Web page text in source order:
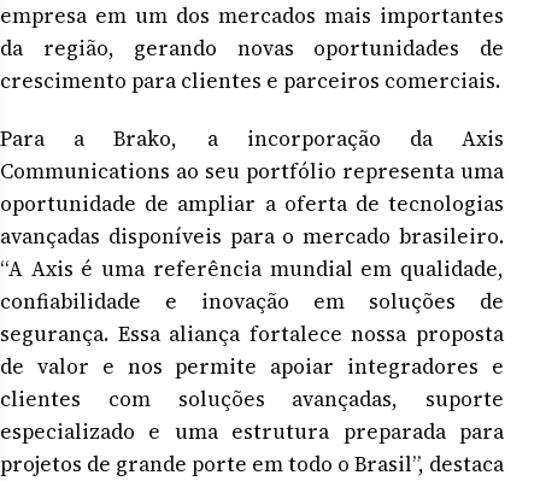
empresa em um dos mercados mais importantes
da região, gerando novas oportunidades de
crescimento para clientes e parceiros comerciais.
Para a Brako, a incorporação da Axis
Communications ao seu portfólio representa uma
oportunidade de ampliar a oferta de tecnologias
avançadas disponíveis para o mercado brasileiro.
“A Axis é uma referência mundial em qualidade,
confiabilidade e inovação em soluções de
segurança. Essa aliança fortalece nossa proposta
de valor e nos permite apoiar integradores e
clientes com soluções avançadas, suporte
especializado e uma estrutura preparada para
projetos de grande porte em todo o Brasil”, destaca